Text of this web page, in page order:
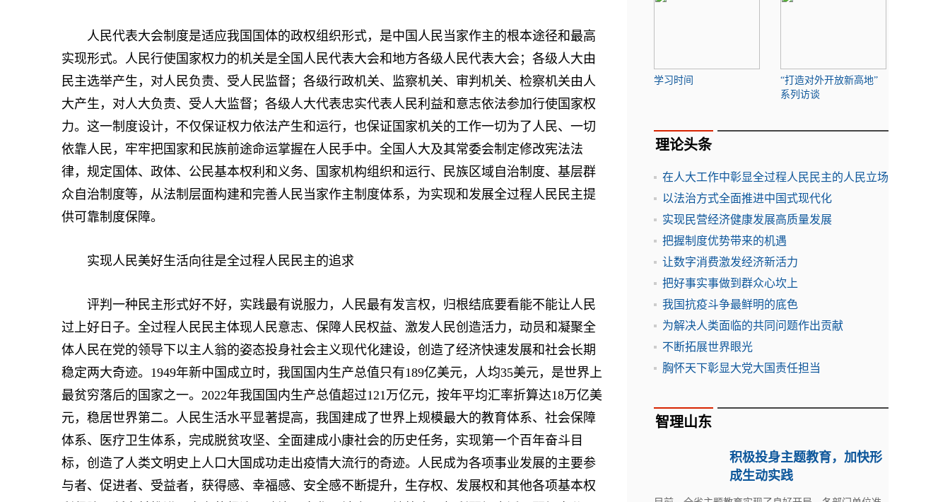
人民代表大会制度是适应我国国体的政权组织形式，是中国人民当家作主的根本途径和最高
实现形式。人民行使国家权力的机关是全国人民代表大会和地方各级人民代表大会；各级人大由
民主选举产生，对人民负责、受人民监督；各级行政机关、监察机关、审判机关、检察机关由人
大产生，对人大负责、受人大监督；各级人大代表忠实代表人民利益和意志依法参加行使国家权
力。这一制度设计，不仅保证权力依法产生和运行，也保证国家机关的工作一切为了人民、一切
依靠人民，牢牢把国家和民族前途命运掌握在人民手中。全国人大及其常委会制定修改宪法法
律，规定国体、政体、公民基本权利和义务、国家机构组织和运行、民族区域自治制度、基层群
众自治制度等，从法制层面构建和完善人民当家作主制度体系，为实现和发展全过程人民民主提
供可靠制度保障。
实现人民美好生活向往是全过程人民民主的追求
评判一种民主形式好不好，实践最有说服力，人民最有发言权，归根结底要看能不能让人民
过上好日子。全过程人民民主体现人民意志、保障人民权益、激发人民创造活力，动员和凝聚全
体人民在党的领导下以主人翁的姿态投身社会主义现代化建设，创造了经济快速发展和社会长期
稳定两大奇迹。1949年新中国成立时，我国国内生产总值只有189亿美元，人均35美元，是世界上
最贫穷落后的国家之一。2022年我国国内生产总值超过121万亿元，按年平均汇率折算达18万亿美
元，稳居世界第二。人民生活水平显著提高，我国建成了世界上规模最大的教育体系、社会保障
体系、医疗卫生体系，完成脱贫攻坚、全面建成小康社会的历史任务，实现第一个百年奋斗目
标，创造了人类文明史上人口大国成功走出疫情大流行的奇迹。人民成为各项事业发展的主要参
与者、促进者、受益者，获得感、幸福感、安全感不断提升，生存权、发展权和其他各项基本权
学习时间
“打造对外开放新高地”
系列访谈
理论头条
在人大工作中彰显全过程人民民主的人民立场
以法治方式全面推进中国式现代化
实现民营经济健康发展高质量发展
把握制度优势带来的机遇
让数字消费激发经济新活力
把好事实事做到群众心坎上
我国抗疫斗争最鲜明的底色
为解决人类面临的共同问题作出贡献
不断拓展世界眼光
胸怀天下彰显大党大国责任担当
智理山东
积极投身主题教育，加快形
成生动实践